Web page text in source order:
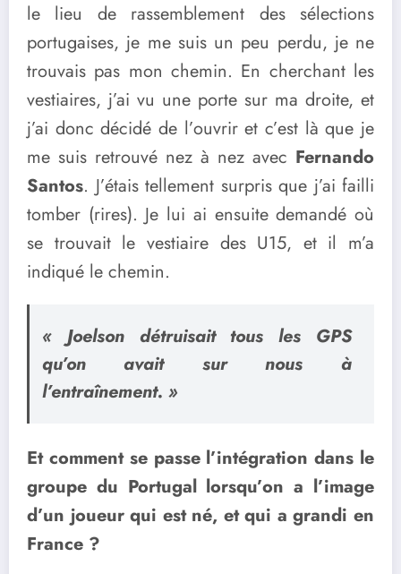
le lieu de rassemblement des sélections
portugaises, je me suis un peu perdu, je ne
trouvais pas mon chemin. En cherchant les
vestiaires, j’ai vu une porte sur ma droite, et
j’ai donc décidé de l’ouvrir et c’est là que je
me suis retrouvé nez à nez avec Fernando
Santos. J’étais tellement surpris que j’ai failli
tomber (rires). Je lui ai ensuite demandé où
se trouvait le vestiaire des U15, et il m’a
indiqué le chemin.
« Joelson détruisait tous les GPS
qu’on avait sur nous à
l’entraînement. »
Et comment se passe l’intégration dans le
groupe du Portugal lorsqu’on a l’image
d’un joueur qui est né, et qui a grandi en
France ?